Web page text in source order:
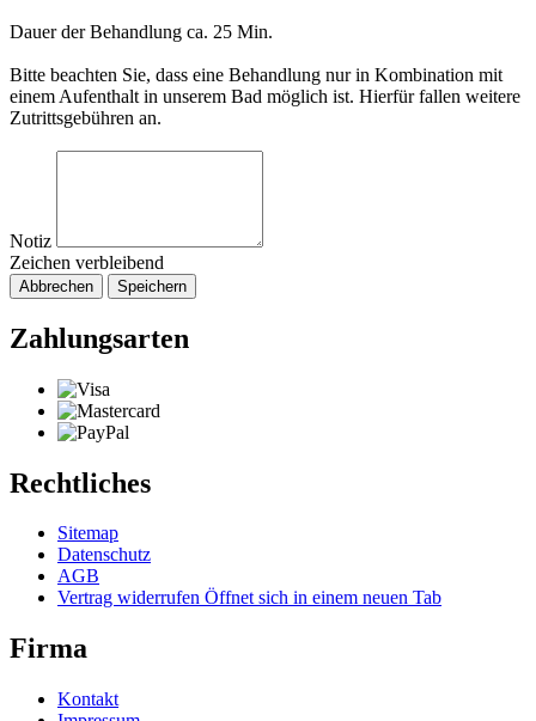
Dauer der Behandlung ca. 25 Min.
Bitte beachten Sie, dass eine Behandlung nur in Kombination mit
einem Aufenthalt in unserem Bad möglich ist. Hierfür fallen weitere
Zutrittsgebühren an.
Notiz
Zeichen verbleibend
Abbrechen Speichern
Zahlungsarten
Rechtliches
Sitemap
Datenschutz
AGB
Vertrag widerrufen Öffnet sich in einem neuen Tab
Firma
Kontakt